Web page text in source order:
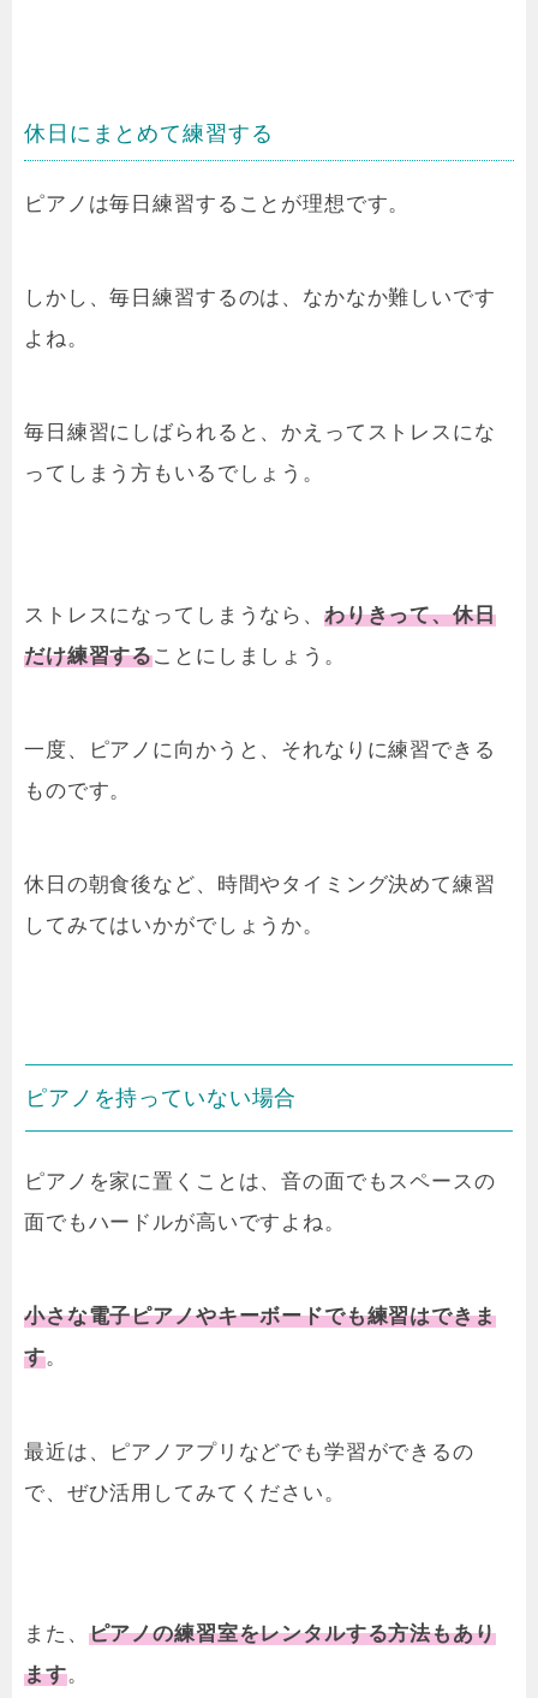
休日にまとめて練習する
ピアノは毎日練習することが理想です。
しかし、毎日練習するのは、なかなか難しいです
よね。
毎日練習にしばられると、かえってストレスにな
ってしまう方もいるでしょう。
ストレスになってしまうなら、 わりきって、休日
だけ練習することにしましょう。
一度、ピアノに向かうと、それなりに練習できる
ものです。
休日の朝食後など、時間やタイミング決めて練習
してみてはいかがでしょうか。
ピアノを持っていない場合
ピアノを家に置くことは、音の面でもスペースの
面でもハードルが高いですよね。
小さな電子ピアノやキーボードでも練習はできま
す。
最近は、
ピアノアプリなどでも学習ができるの
で、ぜひ活用してみてください。
また、 ピアノの練習室をレンタルする方法もあり
ます。